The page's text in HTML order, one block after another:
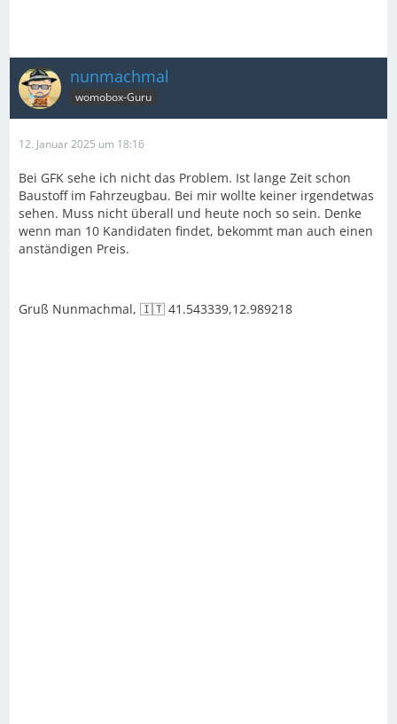
nunmachmal
womobox-Guru
12. Januar 2025 um 18:16
Bei GFK sehe ich nicht das Problem. Ist lange Zeit schon
Baustoff im Fahrzeugbau. Bei mir wollte keiner irgendetwas
sehen. Muss nicht überall und heute noch so sein. Denke
wenn man 10 Kandidaten findet, bekommt man auch einen
anständigen Preis.
Gruß Nunmachmal, 🇮🇹 41.543339,12.989218